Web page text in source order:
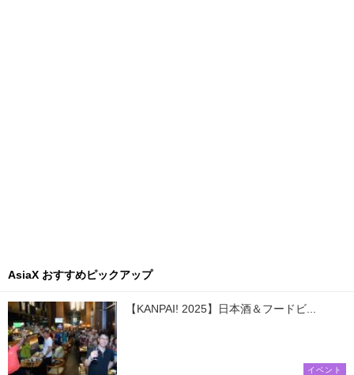
AsiaX おすすめピックアップ
【KANPAI! 2025】日本酒＆フードビ...
イベント